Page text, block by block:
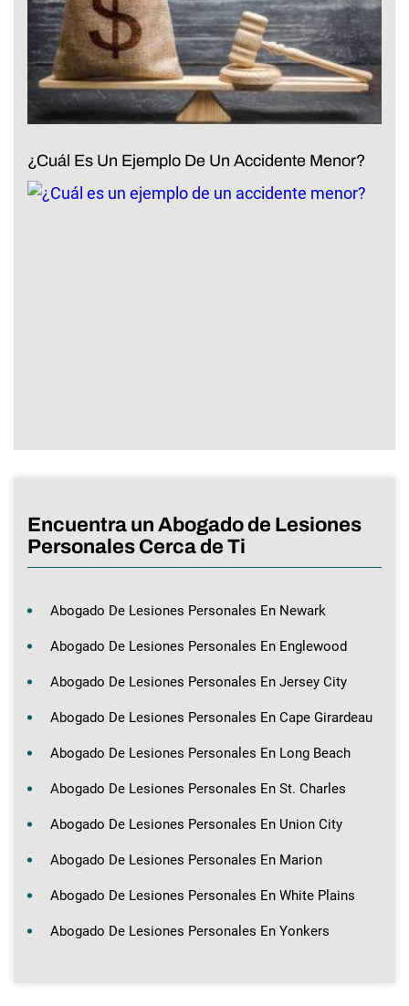
¿Cuál Es Un Ejemplo De Un Accidente Menor?
Encuentra un Abogado de Lesiones
Personales Cerca de Ti
Abogado De Lesiones Personales En Newark
Abogado De Lesiones Personales En Englewood
Abogado De Lesiones Personales En Jersey City
Abogado De Lesiones Personales En Cape Girardeau
Abogado De Lesiones Personales En Long Beach
Abogado De Lesiones Personales En St. Charles
Abogado De Lesiones Personales En Union City
Abogado De Lesiones Personales En Marion
Abogado De Lesiones Personales En White Plains
Abogado De Lesiones Personales En Yonkers